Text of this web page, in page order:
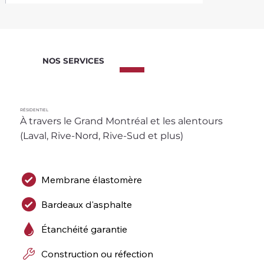
NOS SERVICES
RÉSIDENTIEL
À travers le Grand Montréal et les alentours
(Laval, Rive-Nord, Rive-Sud et plus)
Membrane élastomère
Bardeaux d'asphalte
Étanchéité garantie
Construction ou réfection